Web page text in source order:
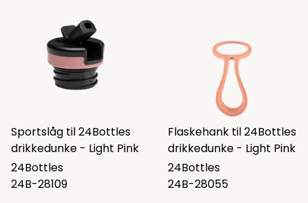
Sportslåg til 24Bottles
drikkedunke - Light Pink
24Bottles
24B-28109
Flaskehank til 24Bottles
drikkedunke - Light Pink
24Bottles
24B-28055